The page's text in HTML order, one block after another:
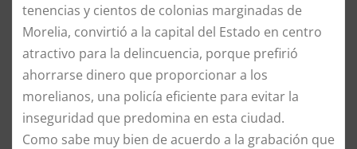
tenencias y cientos de colonias marginadas de
Morelia, convirtió a la capital del Estado en centro
atractivo para la delincuencia, porque prefirió
ahorrarse dinero que proporcionar a los
morelianos, una policía eficiente para evitar la
inseguridad que predomina en esta ciudad.
​Como sabe muy bien de acuerdo a la grabación que